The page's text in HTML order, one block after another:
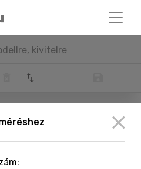
kivitelre